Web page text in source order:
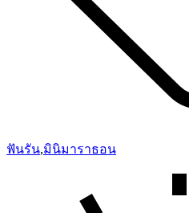
ฟันรัน,มินิมาราธอน